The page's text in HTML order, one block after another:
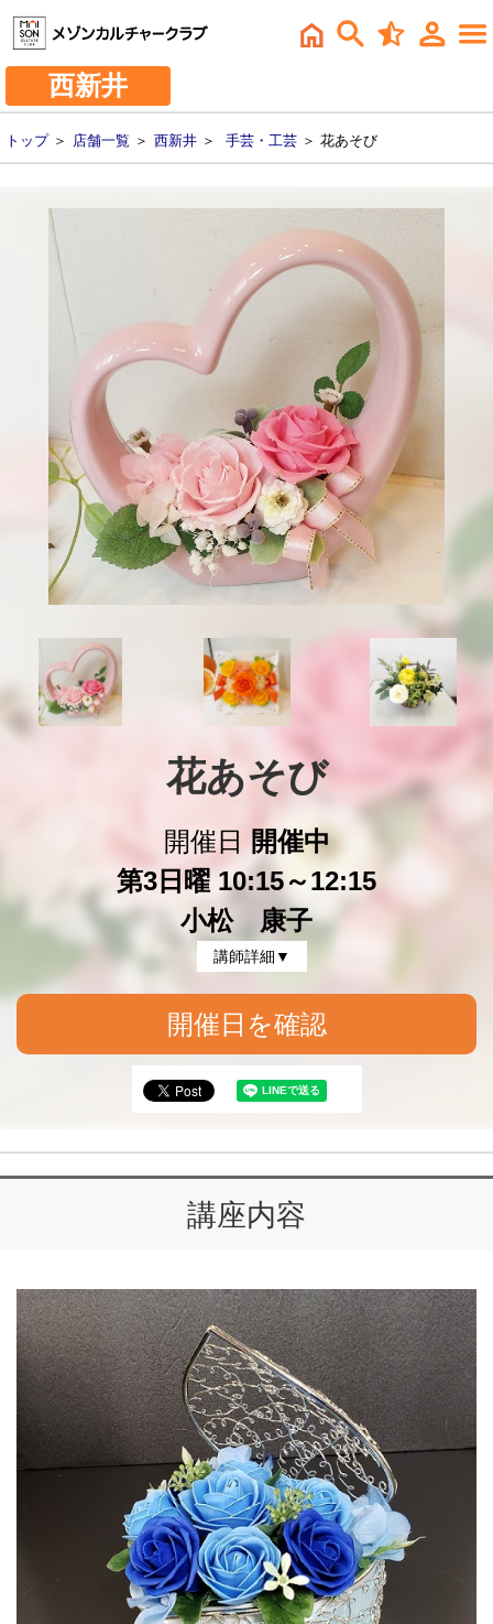
西新井
トップ＞ 店舗一覧 ＞ 西新井 ＞ 手芸・工芸 ＞ 花あそび
花あそび
開催日
開催中
第3日曜 10:15～12:15
小松 康子
講師詳細▼
開催日を確認
講座内容